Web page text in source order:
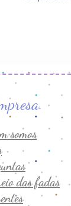
somos
das fadas